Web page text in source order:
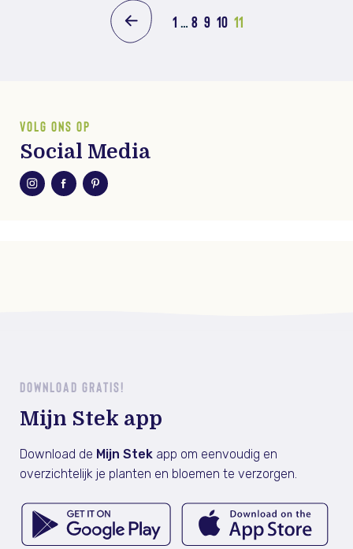
1 … 8 9 10 11
VOLG ONS OP
Social Media
DOWNLOAD GRATIS!
Mijn Stek app
Download de Mijn Stek app om eenvoudig en
overzichtelijk je planten en bloemen te verzorgen.